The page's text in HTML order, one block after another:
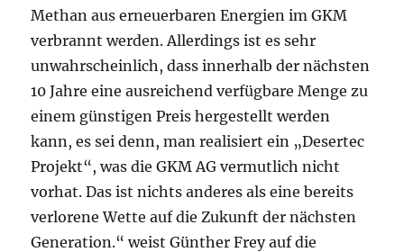
Methan aus erneuerbaren Energien im GKM
verbrannt werden. Allerdings ist es sehr
unwahrscheinlich, dass innerhalb der nächsten
10 Jahre eine ausreichend verfügbare Menge zu
einem günstigen Preis hergestellt werden
kann, es sei denn, man realisiert ein „Desertec
Projekt“, was die GKM AG vermutlich nicht
vorhat. Das ist nichts anderes als eine bereits
verlorene Wette auf die Zukunft der nächsten
Generation.“ weist Günther Frey auf die